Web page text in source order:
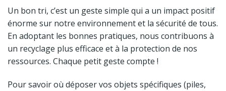
Un bon tri, c’est un geste simple qui a un impact positif
énorme sur notre environnement et la sécurité de tous.
En adoptant les bonnes pratiques, nous contribuons à
un recyclage plus efficace et à la protection de nos
ressources. Chaque petit geste compte !
Pour savoir où déposer vos objets spécifiques (piles,